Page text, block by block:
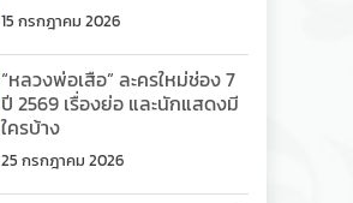
15 กรกฎาคม 2026
“หลวงพ่อเสือ” ละครใหม่ช่อง 7
ปี 2569 เรื่องย่อ และนักแสดงมี
ใครบ้าง
25 กรกฎาคม 2026